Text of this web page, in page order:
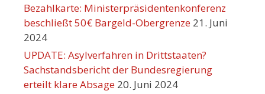
Bezahlkarte: Ministerpräsidentenkonferenz
beschließt 50€ Bargeld-Obergrenze 21. Juni
2024
UPDATE: Asylverfahren in Drittstaaten?
Sachstandsbericht der Bundesregierung
erteilt klare Absage 20. Juni 2024